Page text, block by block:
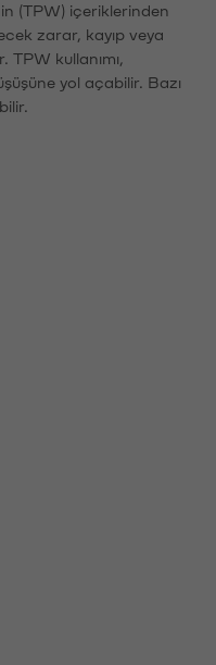
(TPW) içeriklerinden
zarar, kayıp veya
kullanımı,
yol açabilir. Bazı